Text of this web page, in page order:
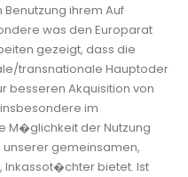
ihrem Auf
was den Europarat
gezeigt, dass die
transnationale Hauptoder
besseren Akquisition von
im
M�glichkeit der Nutzung
gemeinsamen,
Inkassot�chter bietet. Ist